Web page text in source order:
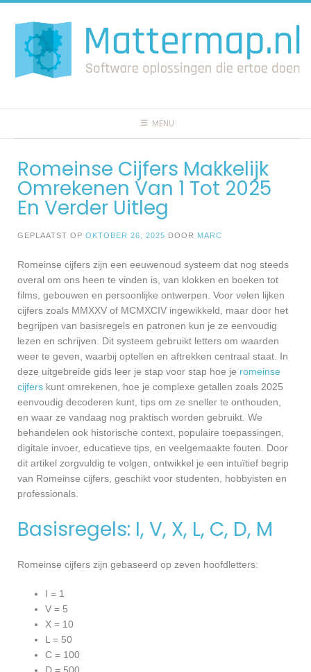
naar
inhoud
MENU
Romeinse Cijfers Makkelijk
Omrekenen Van 1 Tot 2025
En Verder Uitleg
GEPLAATST OP OKTOBER 26, 2025 DOOR MARC
Romeinse cijfers zijn een eeuwenoud systeem dat nog steeds
overal om ons heen te vinden is, van klokken en boeken tot
films, gebouwen en persoonlijke ontwerpen. Voor velen lijken
cijfers zoals MMXXV of MCMXCIV ingewikkeld, maar door het
begrijpen van basisregels en patronen kun je ze eenvoudig
lezen en schrijven. Dit systeem gebruikt letters om waarden
weer te geven, waarbij optellen en aftrekken centraal staat. In
deze uitgebreide gids leer je stap voor stap hoe je romeinse
cijfers kunt omrekenen, hoe je complexe getallen zoals 2025
eenvoudig decoderen kunt, tips om ze sneller te onthouden,
en waar ze vandaag nog praktisch worden gebruikt. We
behandelen ook historische context, populaire toepassingen,
digitale invoer, educatieve tips, en veelgemaakte fouten. Door
dit artikel zorgvuldig te volgen, ontwikkel je een intuïtief begrip
van Romeinse cijfers, geschikt voor studenten, hobbyisten en
professionals.
Basisregels: I, V, X, L, C, D, M
Romeinse cijfers zijn gebaseerd op zeven hoofdletters:
I = 1
V = 5
X = 10
L = 50
C = 100